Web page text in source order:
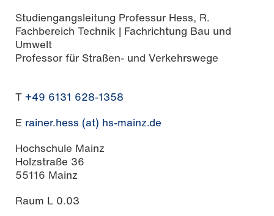
Studiengangsleitung Professur Hess, R.
Fachbereich Technik | Fachrichtung Bau und
Umwelt
Professor für Straßen- und Verkehrswege
T +49 6131 628-1358
E rainer.hess (at) hs-mainz.de
Hochschule Mainz
Holzstraße 36
55116 Mainz
Raum L 0.03